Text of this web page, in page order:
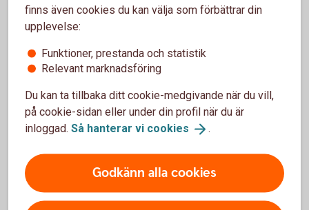
Jörgen Kennemar
Ladda ner bild
finns även cookies du kan välja som förbättrar din
upplevelse:
Funktioner, prestanda och statistik
Relevant marknadsföring
Du kan ta tillbaka ditt cookie-medgivande när du vill,
på cookie-sidan eller under din profil när du är
inloggad. Så hanterar vi cookies .
Godkänn alla cookies